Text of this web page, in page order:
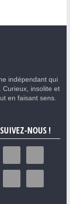
indépendant qui
Curieux, insolite et
en faisant sens.
SUIVEZ-NOUS !